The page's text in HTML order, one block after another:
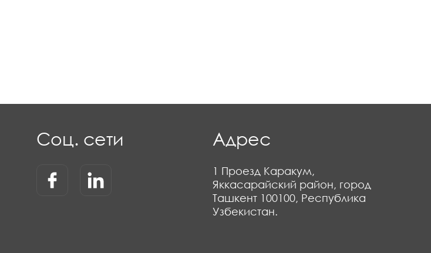
Соц. сети Адрес
1 Проезд Каракум,
Яккасарайский район, город
Ташкент 100100, Республика
Узбекистан.